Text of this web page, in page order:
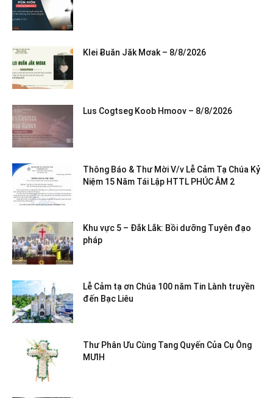
Klei Ƀuăn Jăk Mơak – 8/8/2026
Lus Cogtseg Koob Hmoov – 8/8/2026
Thông Báo & Thư Mời V/v Lễ Cảm Tạ Chúa Kỷ
Niệm 15 Năm Tái Lập HTTL PHÚC ÂM 2
Khu vực 5 – Đắk Lắk: Bồi dưỡng Tuyên đạo
pháp
Lễ Cảm tạ ơn Chúa 100 năm Tin Lành truyền
đến Bạc Liêu
Thư Phân Ưu Cùng Tang Quyến Của Cụ Ông
MƯIH